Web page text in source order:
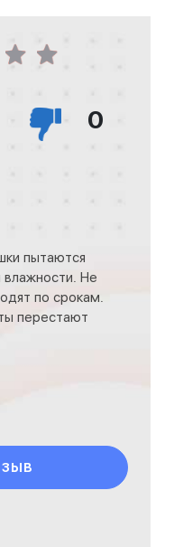
0
пытаются
влажности. Не
по срокам.
перестают